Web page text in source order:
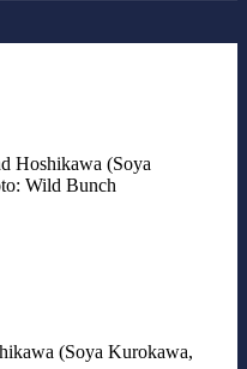
Hoshikawa (Soya
Wild Bunch
(Soya Kurokawa,